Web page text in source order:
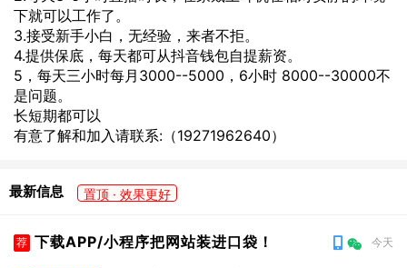
下就可以工作了。
3.接受新手小白，无经验，来者不拒。
4.提供保底，每天都可从抖音钱包自提薪资。
5，每天三小时每月3000--5000，6小时 8000--30000不
是问题。
长短期都可以
有意了解和加入请联系:（19271962640）
最新信息 置顶 · 效果更好
荐 下载APP/小程序把网站装进口袋！ 今天